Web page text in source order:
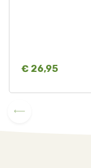
€ 26,95